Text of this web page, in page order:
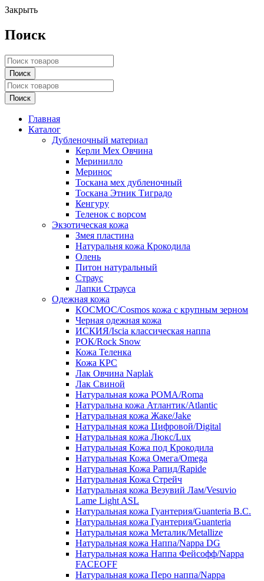
Закрыть
Поиск
Главная
Каталог
Дубленочный материал
Керли Мех Овчина
Меринилло
Меринос
Тоскана мех дубленочный
Тоскана Этник Тиградо
Кенгуру
Теленок с ворсом
Экзотическая кожа
Змея пластина
Натуральня кожа Крокодила
Олень
Питон натуральный
Страус
Лапки Страуса
Одежная кожа
КОСМОС/Cosmos кожа с крупным зерном
Черная одежная кожа
ИСКИЯ/Iscia классическая наппа
РОК/Rock Snow
Кожа Теленка
Кожа КРС
Лак Овчина Naplak
Лак Свиной
Натуральная кожа РОМА/Roma
Натуральна кожа Атлантик/Atlantic
Натуральная кожа Жаке/Jake
Натуральная кожа Цифровой/Digital
Натуральная кожа Люкс/Lux
Натуральная Кожа под Крокодила
Натуральная Кожа Омега/Omega
Натуральная Кожа Рапид/Rapide
Натуральная Кожа Стрейч
Натуральная кожа Везувий Лам/Vesuvio
Lame Light ASL
Натуральная кожа Гуантерия/Guanteria B.C.
Натуральная кожа Гуантерия/Guanteria
Натуральная кожа Металик/Metallize
Натуральная кожа Наппа/Nappa DG
Натуральная кожа Наппа Фейсофф/Nappa
FACEOFF
Натуральная кожа Перо наппа/Nappa